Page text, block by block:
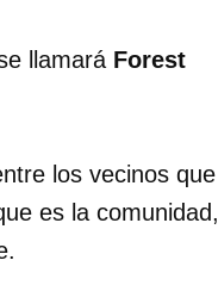
llamará Forest
los vecinos que
es la comunidad,